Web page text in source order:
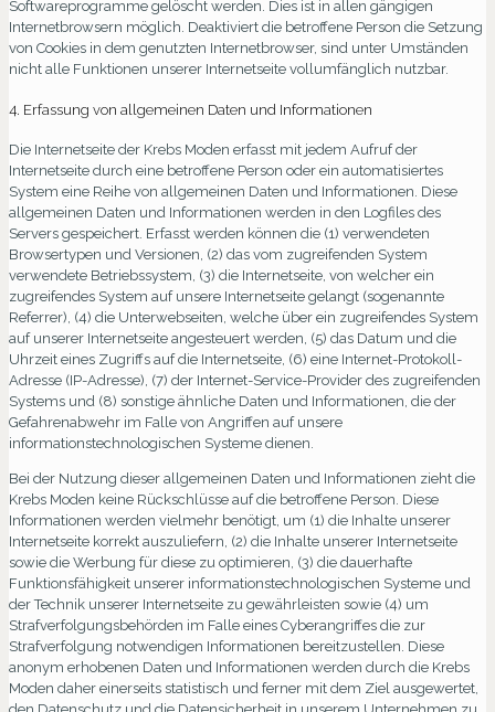
Softwareprogramme gelöscht werden. Dies ist in allen gängigen
Internetbrowsern möglich. Deaktiviert die betroffene Person die Setzung
von Cookies in dem genutzten Internetbrowser, sind unter Umständen
nicht alle Funktionen unserer Internetseite vollumfänglich nutzbar.
4. Erfassung von allgemeinen Daten und Informationen
Die Internetseite der Krebs Moden erfasst mit jedem Aufruf der
Internetseite durch eine betroffene Person oder ein automatisiertes
System eine Reihe von allgemeinen Daten und Informationen. Diese
allgemeinen Daten und Informationen werden in den Logfiles des
Servers gespeichert. Erfasst werden können die (1) verwendeten
Browsertypen und Versionen, (2) das vom zugreifenden System
verwendete Betriebssystem, (3) die Internetseite, von welcher ein
zugreifendes System auf unsere Internetseite gelangt (sogenannte
Referrer), (4) die Unterwebseiten, welche über ein zugreifendes System
auf unserer Internetseite angesteuert werden, (5) das Datum und die
Uhrzeit eines Zugriffs auf die Internetseite, (6) eine Internet-Protokoll-
Adresse (IP-Adresse), (7) der Internet-Service-Provider des zugreifenden
Systems und (8) sonstige ähnliche Daten und Informationen, die der
Gefahrenabwehr im Falle von Angriffen auf unsere
informationstechnologischen Systeme dienen.
Bei der Nutzung dieser allgemeinen Daten und Informationen zieht die
Krebs Moden keine Rückschlüsse auf die betroffene Person. Diese
Informationen werden vielmehr benötigt, um (1) die Inhalte unserer
Internetseite korrekt auszuliefern, (2) die Inhalte unserer Internetseite
sowie die Werbung für diese zu optimieren, (3) die dauerhafte
Funktionsfähigkeit unserer informationstechnologischen Systeme und
der Technik unserer Internetseite zu gewährleisten sowie (4) um
Strafverfolgungsbehörden im Falle eines Cyberangriffes die zur
Strafverfolgung notwendigen Informationen bereitzustellen. Diese
anonym erhobenen Daten und Informationen werden durch die Krebs
Moden daher einerseits statistisch und ferner mit dem Ziel ausgewertet,